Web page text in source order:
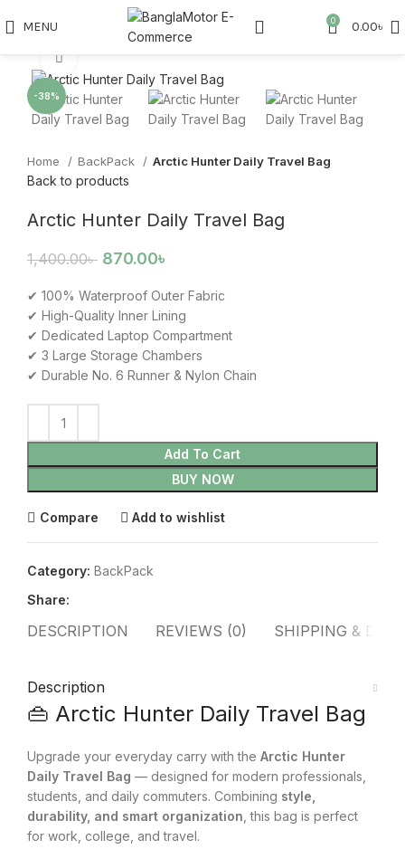
MENU 0 0.00৳
-38%
Home BackPack Arctic Hunter Daily Travel Bag
Back to products
Arctic Hunter Daily Travel Bag
1,400.00৳ 870.00৳
✔ 100% Waterproof Outer Fabric
✔ High-Quality Inner Lining
✔ Dedicated Laptop Compartment
✔ 3 Large Storage Chambers
✔ Durable No. 6 Runner & Nylon Chain
Add To Cart
BUY NOW
Compare Add to wishlist
Category: BackPack
Share:
DESCRIPTION REVIEWS (0) SHIPPING &
Description
👜 Arctic Hunter Daily Travel Bag
Upgrade your everyday carry with the Arctic Hunter
Daily Travel Bag — designed for modern professionals,
students, and daily commuters. Combining style,
durability, and smart organization , this bag is perfect
for work, college, and travel.